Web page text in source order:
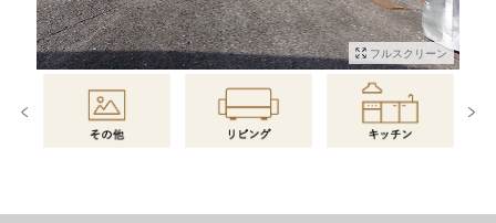
物件情報に戻る
フルスクリーン